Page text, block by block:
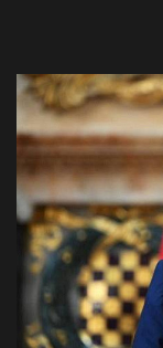
Վանաձորում,
Արարատում
«Ուժեղ
քվեարկելու
պաշտոնում
թեկնածությանը
03 Օգոստոս, 2026